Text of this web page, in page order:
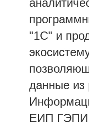
"1С" и
данные из
ЕИП ГЭПИ